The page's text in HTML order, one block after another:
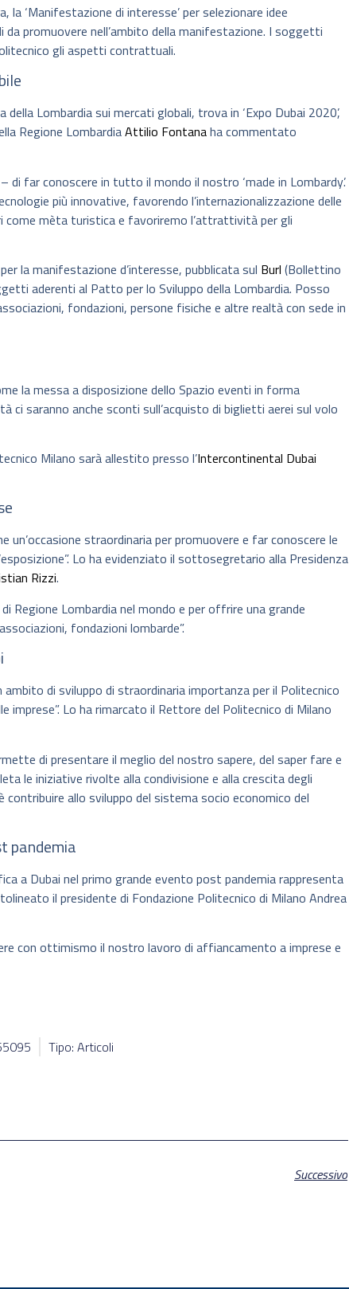
la ‘Manifestazione di interesse’ per selezionare idee
promuovere nell’ambito della manifestazione. I soggetti
gli aspetti contrattuali.
Lombardia sui mercati globali, trova in ‘Expo Dubai 2020’,
Regione LombardiaAttilio Fontanaha commentato
far conoscere in tutto il mondo il nostro ‘made in Lombardy’.
più innovative, favorendo l’internazionalizzazione delle
come mèta turistica e favoriremo l’attrattività per gli
la manifestazione d’interesse, pubblicata sul Burl (Bollettino
aderenti al Patto per lo Sviluppo della Lombardia. Posso
fondazioni, persone fisiche e altre realtà con sede in
la messa a disposizione dello Spazio eventi in forma
ci saranno anche sconti sull’acquisto di biglietti aerei sul volo
Milano sarà allestito presso l’Intercontinental Dubai
un’occasione straordinaria per promuovere e far conoscere le
Lo ha evidenziato il sottosegretario alla Presidenza
Rizzi.
Regione Lombardia nel mondo e per offrire una grande
fondazioni lombarde”.
di sviluppo di straordinaria importanza per il Politecnico
imprese”. Lo ha rimarcato il Rettore del Politecnico di Milano
di presentare il meglio del nostro sapere, del saper fare e
le iniziative rivolte alla condivisione e alla crescita degli
contribuire allo sviluppo del sistema socio economico del
pandemia
a Dubai nel primo grande evento post pandemia rappresenta
il presidente di Fondazione Politecnico di Milano Andrea
con ottimismo il nostro lavoro di affiancamento a imprese e
Tipo: Articoli
Successivo